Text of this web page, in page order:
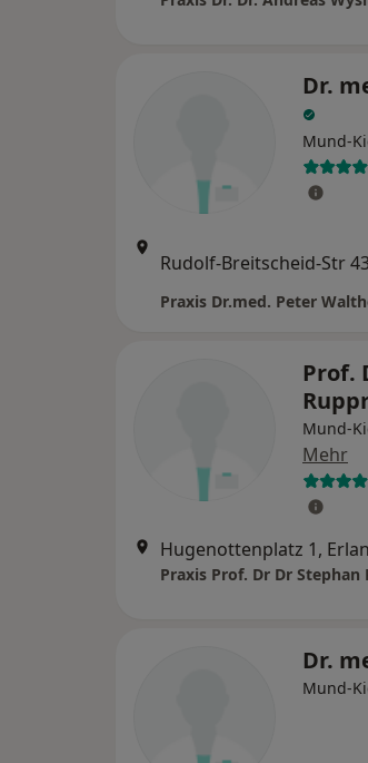
Dr.
Mund-
Prof.
Mund-
Mehr
Hugenottenplatz 1,
Dr.
Mund-